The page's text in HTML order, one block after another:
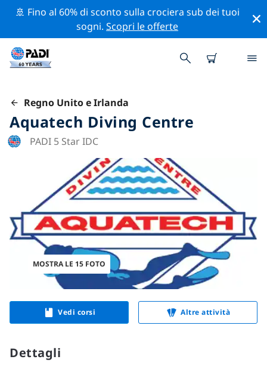
🚢 Fino al 60% di sconto sulla crociera sub dei tuoi
sogni.Scopri le offerte
Regno Unito e Irlanda
Aquatech Diving Centre
PADI 5 Star IDC
MOSTRA LE 15 FOTO
Vedi corsi Altre attività
Dettagli